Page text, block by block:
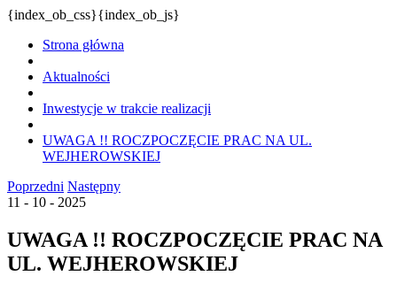
{index_ob_css}{index_ob_js}
Strona główna
Aktualności
Inwestycje w trakcie realizacji
UWAGA !! ROCZPOCZĘCIE PRAC NA UL.
WEJHEROWSKIEJ
Poprzedni Następny
11 - 10 - 2025
UWAGA !! ROCZPOCZĘCIE PRAC NA
UL. WEJHEROWSKIEJ